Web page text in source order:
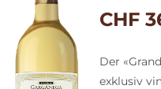
CHF
Der
exklusiv